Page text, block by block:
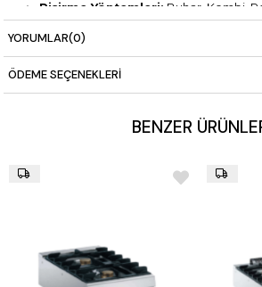
Pişirme Yöntemleri: Buhar, Kombi,
Konveksiyon (300°C’ye kadar)
Kontrol Paneli:
Yıkama Özelliği:
YORUMLAR(0)
ÖDEME SEÇENEKLERI
BENZER